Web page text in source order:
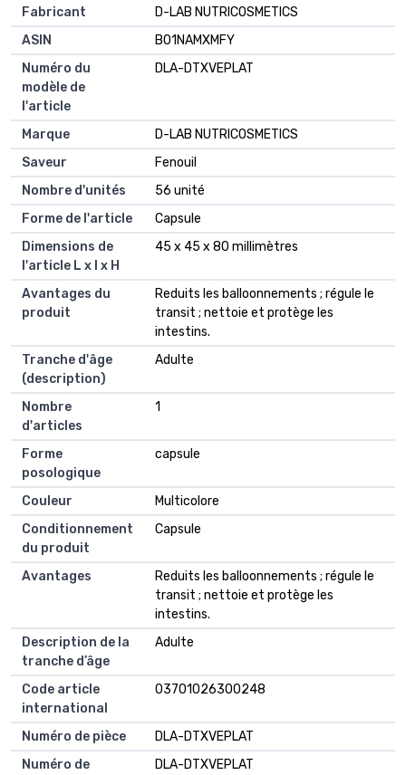
Fabricant
D-LAB NUTRICOSMETICS
ASIN
B01NAMXMFY
Numéro du
modèle de
l'article
DLA-DTXVEPLAT
Marque
D-LAB NUTRICOSMETICS
Saveur
Fenouil
Nombre d'unités
56 unité
Forme de l'article
Capsule
Dimensions de
l'article L x l x H
45 x 45 x 80 millimètres
Avantages du
produit
Reduits les balloonnements ; régule le
transit ; nettoie et protège les
intestins.
Tranche d'âge
(description)
Adulte
Nombre
d'articles
1
Forme
posologique
capsule
Couleur
Multicolore
Conditionnement
du produit
Capsule
Avantages
Reduits les balloonnements ; régule le
transit ; nettoie et protège les
intestins.
Description de la
tranche d’âge
Adulte
Code article
international
03701026300248
Numéro de pièce
DLA-DTXVEPLAT
Numéro de
DLA-DTXVEPLAT